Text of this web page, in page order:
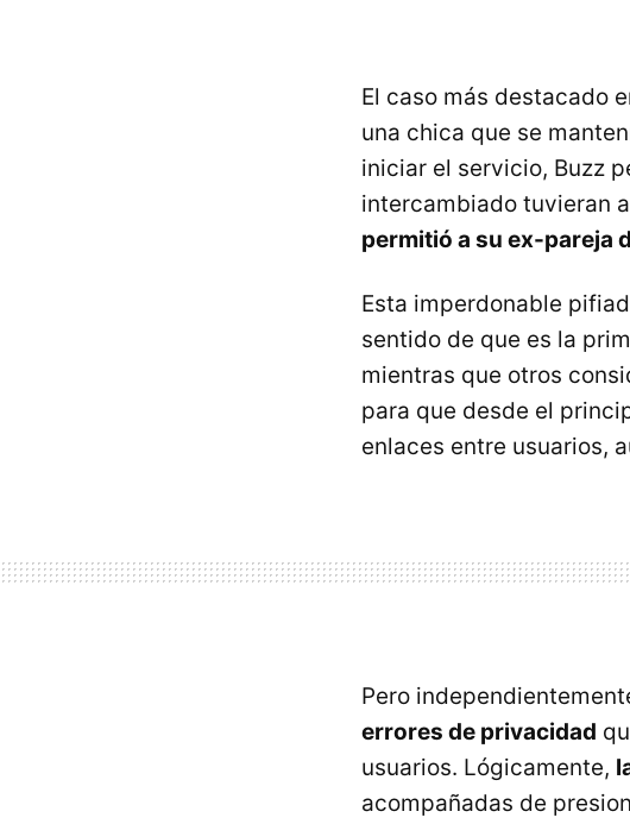
El caso más destacado
una chica que se
iniciar el servicio, Buzz
intercambiado tuvieran
permitió a su ex-pareja
Esta imperdonable
sentido de que es la
mientras que otros
para que desde el
enlaces entre usuarios,
Pero
errores de privacidad
usuarios. Lógicamente,
acompañadas de